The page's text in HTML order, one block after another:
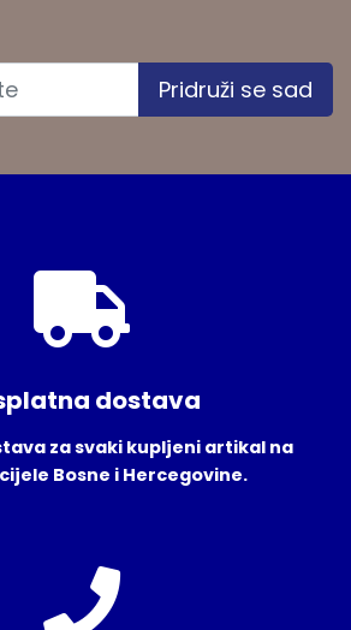
Pridruži se sad
dostava
za svaki kupljeni artikal na
Bosne i Hercegovine.